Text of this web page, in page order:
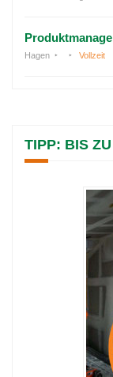
Hagen Vollzeit
TIPP: BIS